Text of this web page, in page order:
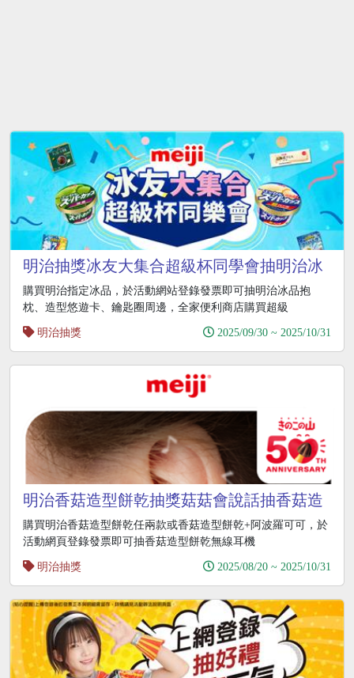
明治抽獎冰友大集合超級杯同學會抽明治冰
品原創周邊
購買明治指定冰品，於活動網站登錄發票即可抽明治冰品抱
枕、造型悠遊卡、鑰匙圈周邊，全家便利商店購買超級
明治抽獎
2025/09/30 ~ 2025/10/31
明治香菇造型餅乾抽獎菇菇會說話抽香菇造
型餅乾無線耳機
購買明治香菇造型餅乾任兩款或香菇造型餅乾+阿波羅可可，於
活動網頁登錄發票即可抽香菇造型餅乾無線耳機
明治抽獎
2025/08/20 ~ 2025/10/31